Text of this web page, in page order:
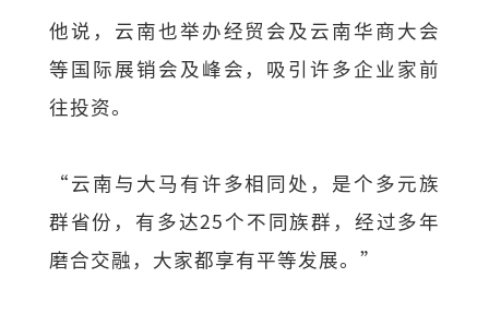
他说，云南也举办经贸会及云南华商大会
等国际展销会及峰会，吸引许多企业家前
往投资。
“云南与大马有许多相同处，是个多元族
群省份，有多达25个不同族群，经过多年
磨合交融，大家都享有平等发展。”